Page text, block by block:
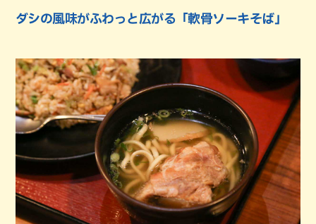
ダシの風味がふわっと広がる「軟骨ソーキそば」